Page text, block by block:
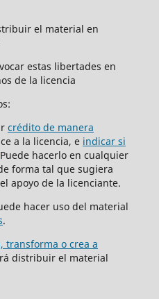
el material en
estas libertades en
de la licencia
crédito de manera
a la licencia, e indicar si
hacerlo en cualquier
forma tal que sugiera
apoyo de la licenciante.
hacer uso del material
.
transforma o crea a
distribuir el material